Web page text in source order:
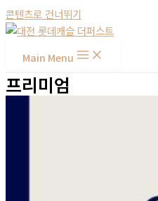
콘텐츠로 건너뛰기
Main Menu
프리미엄